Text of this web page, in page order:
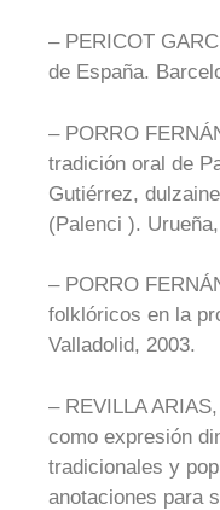
– PERICOT
de España.
– PORRO
tradición oral de
Gutiérrez,
(Palenci ).
– PORRO
folklóricos en la
Valladolid, 2003.
– REVILLA
como expresión
tradicionales y
anotaciones para